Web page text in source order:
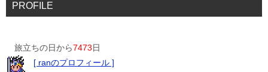
PROFILE
旅立ちの日から7473日
[ ranのプロフィール ]